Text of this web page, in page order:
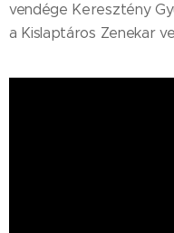
vendége Keresztény
a Kislaptáros Zenekar